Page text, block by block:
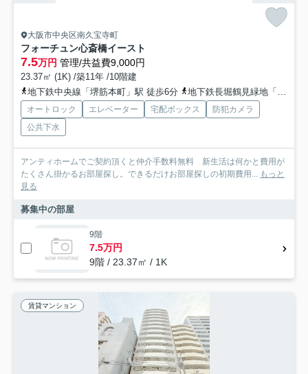
大阪市中央区南久宝寺町
フォーチュン心斎橋イースト
7.5万円 管理/共益費9,000円
23.37㎡ (1K) /築11年 /10階建
地下鉄中央線「堺筋本町」駅 徒歩6分
地下鉄長堀鶴見緑地「長堀橋」駅 徒歩9分
オートロック エレベーター 宅配ボックス
防犯カメラ
公共下水
アンティホームでご契約頂くと仲介手数料無料 新生活は何かと費用が
たくさん掛かるお部屋探し。できるだけお部屋探しの初期費用... もっと
見る
募集中の部屋
9階
7.5万円
9階 / 23.37㎡ / 1K
賃貸マンション